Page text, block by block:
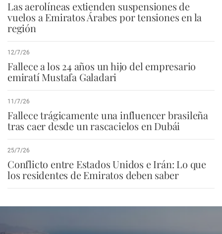
Las aerolíneas extienden suspensiones de
vuelos a Emiratos Árabes por tensiones en la
región
12/7/26
Fallece a los 24 años un hijo del empresario
emiratí Mustafa Galadari
11/7/26
Fallece trágicamente una influencer brasileña
tras caer desde un rascacielos en Dubái
25/7/26
Conflicto entre Estados Unidos e Irán: Lo que
los residentes de Emiratos deben saber